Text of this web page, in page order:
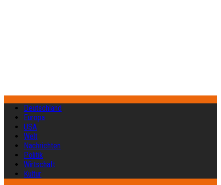
Deutschland
Europa
USA
Welt
Nachrichten
Politik
Wirtschaft
Kultur